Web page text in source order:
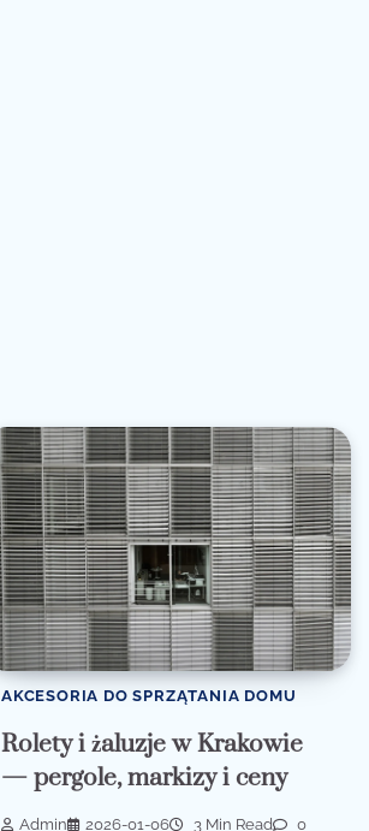
AKCESORIA DO SPRZĄTANIA DOMU
Rolety i żaluzje w Krakowie
— pergole, markizy i ceny
Admin 2026-01-06 3 Min Read 0